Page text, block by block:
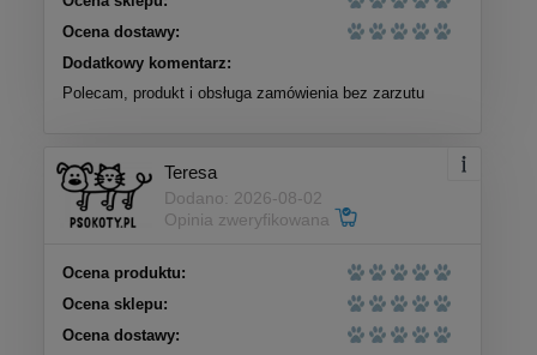
Ocena dostawy:
Dodatkowy komentarz:
Polecam, produkt i obsługa zamówienia bez zarzutu
Teresa
Dodano: 2026-08-02
Opinia zweryfikowana
Ocena produktu:
Ocena sklepu:
Ocena dostawy: